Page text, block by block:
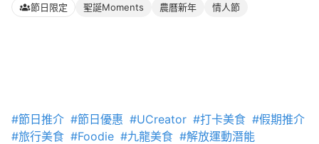
節日限定 聖誕Moments 農曆新年 情人節
#節日推介 #節日優惠 #UCreator #打卡美食 #假期推介
#旅行美食 #Foodie #九龍美食 #解放運動潛能